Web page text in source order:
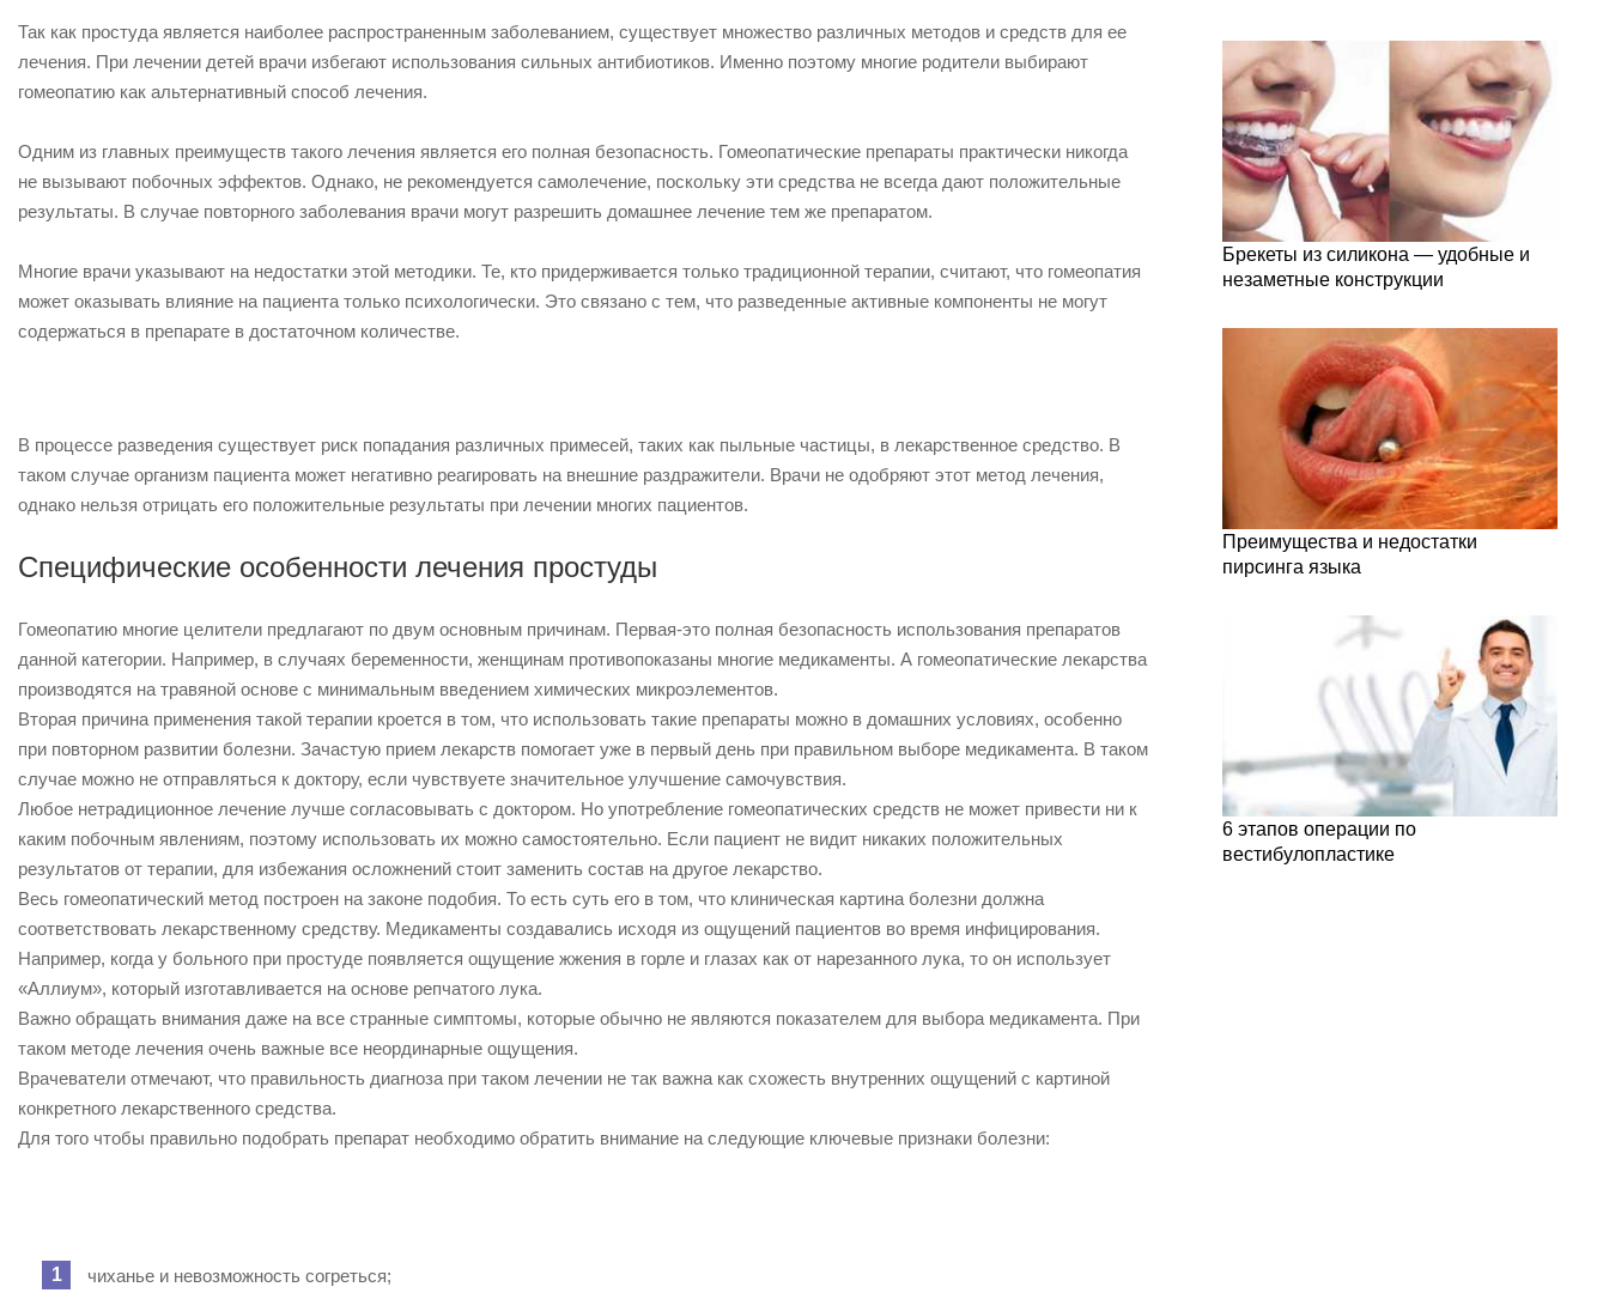
Так как простуда является наиболее распространенным заболеванием, существует множество различных методов и средств для ее
лечения. При лечении детей врачи избегают использования сильных антибиотиков. Именно поэтому многие родители выбирают
гомеопатию как альтернативный способ лечения.
Одним из главных преимуществ такого лечения является его полная безопасность. Гомеопатические препараты практически никогда
не вызывают побочных эффектов. Однако, не рекомендуется самолечение, поскольку эти средства не всегда дают положительные
результаты. В случае повторного заболевания врачи могут разрешить домашнее лечение тем же препаратом.
Многие врачи указывают на недостатки этой методики. Те, кто придерживается только традиционной терапии, считают, что гомеопатия
может оказывать влияние на пациента только психологически. Это связано с тем, что разведенные активные компоненты не могут
содержаться в препарате в достаточном количестве.
В процессе разведения существует риск попадания различных примесей, таких как пыльные частицы, в лекарственное средство. В
таком случае организм пациента может негативно реагировать на внешние раздражители. Врачи не одобряют этот метод лечения,
однако нельзя отрицать его положительные результаты при лечении многих пациентов.
Специфические особенности лечения простуды
Гомеопатию многие целители предлагают по двум основным причинам. Первая-это полная безопасность использования препаратов
данной категории. Например, в случаях беременности, женщинам противопоказаны многие медикаменты. А гомеопатические лекарства
производятся на травяной основе с минимальным введением химических микроэлементов.
Вторая причина применения такой терапии кроется в том, что использовать такие препараты можно в домашних условиях, особенно
при повторном развитии болезни. Зачастую прием лекарств помогает уже в первый день при правильном выборе медикамента. В таком
случае можно не отправляться к доктору, если чувствуете значительное улучшение самочувствия.
Любое нетрадиционное лечение лучше согласовывать с доктором. Но употребление гомеопатических средств не может привести ни к
каким побочным явлениям, поэтому использовать их можно самостоятельно. Если пациент не видит никаких положительных
результатов от терапии, для избежания осложнений стоит заменить состав на другое лекарство.
Весь гомеопатический метод построен на законе подобия. То есть суть его в том, что клиническая картина болезни должна
соответствовать лекарственному средству. Медикаменты создавались исходя из ощущений пациентов во время инфицирования.
Например, когда у больного при простуде появляется ощущение жжения в горле и глазах как от нарезанного лука, то он использует
«Аллиум», который изготавливается на основе репчатого лука.
Важно обращать внимания даже на все странные симптомы, которые обычно не являются показателем для выбора медикамента. При
таком методе лечения очень важные все неординарные ощущения.
Врачеватели отмечают, что правильность диагноза при таком лечении не так важна как схожесть внутренних ощущений с картиной
конкретного лекарственного средства.
Для того чтобы правильно подобрать препарат необходимо обратить внимание на следующие ключевые признаки болезни:
чиханье и невозможность согреться;
Брекеты из силикона — удобные и
незаметные конструкции
Преимущества и недостатки
пирсинга языка
6 этапов операции по
вестибулопластике